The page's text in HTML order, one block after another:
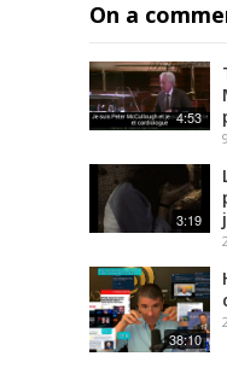
On a
4:53
3:19
38:10